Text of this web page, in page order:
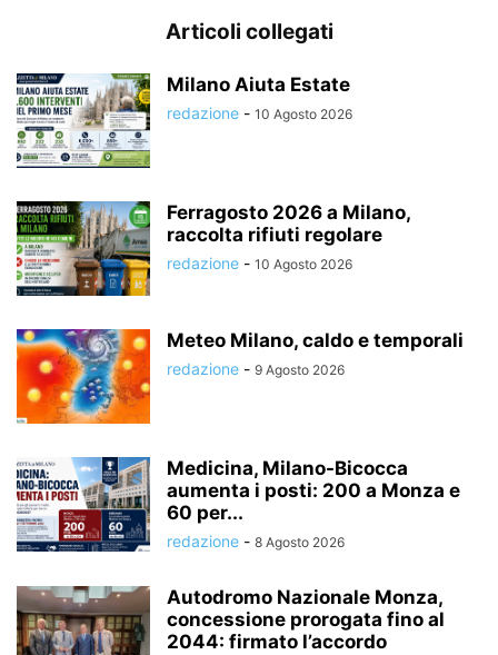
Articoli collegati
Milano Aiuta Estate
redazione - 10 Agosto 2026
Ferragosto 2026 a Milano,
raccolta rifiuti regolare
redazione - 10 Agosto 2026
Meteo Milano, caldo e temporali
redazione - 9 Agosto 2026
Medicina, Milano-Bicocca
aumenta i posti: 200 a Monza e
60 per...
redazione - 8 Agosto 2026
Autodromo Nazionale Monza,
concessione prorogata fino al
2044: firmato l’accordo